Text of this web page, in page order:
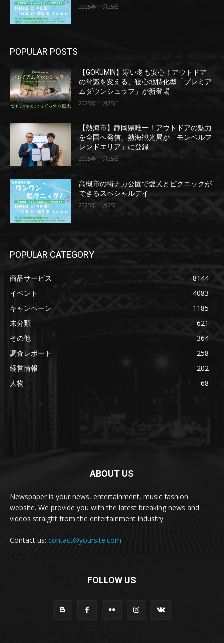
2025年11月25日
POPULAR POSTS
【GOKUMIN】寒い冬も安心！アウトドア
の常識を変える、寝心地特化型「プレミア
ムダウンシュラフ」が新登場
2025年11月25日
【熱海市】静岡県唯一！アウトドアの魅力
を全国へ発信、熱海観光局が「モンベルフ
レンドエリア」に登録
2025年11月25日
高槻市の街ナカ公園で愛犬とピクニックが
できるスペシャルデイ
2025年11月25日
POPULAR CATEGORY
商品サービス
8144
イベント
4083
キャンペーン
1185
未分類
621
その他
364
調査レポート
258
経営情報
202
人物
68
ABOUT US
Newspaper is your news, entertainment, music fashion
website. We provide you with the latest breaking news and
videos straight from the entertainment industry.
Contact us: contact@yoursite.com
FOLLOW US